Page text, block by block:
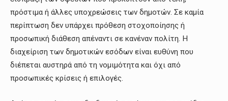
πρόστιμα ή άλλες υποχρεώσεις των δημοτών. Σε καμία
περίπτωση δεν υπάρχει πρόθεση στοχοποίησης ή
προσωπική διάθεση απέναντι σε κανέναν πολίτη. Η
διαχείριση των δημοτικών εσόδων είναι ευθύνη που
διέπεται αυστηρά από τη νομιμότητα και όχι από
προσωπικές κρίσεις ή επιλογές.